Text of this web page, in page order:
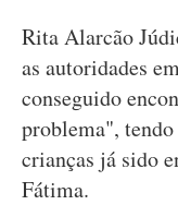
Rita Alarcão
as autoridades
conseguido
problema", tendo
crianças já sido
Fátima.